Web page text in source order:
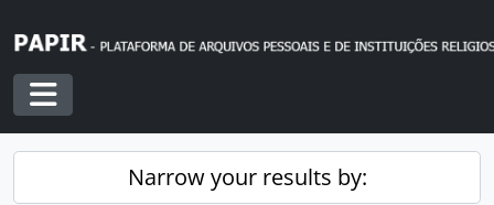
Toggle navigation
Narrow your results by: